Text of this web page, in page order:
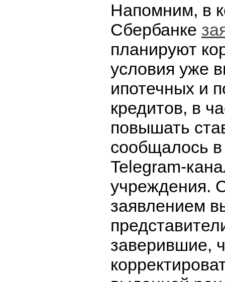
Напомним, в
Сбербанке
планируют
условия уже
ипотечных и
кредитов, в
повышать
сообщалось
Telegram-
учреждения.
заявлением
заверившие,